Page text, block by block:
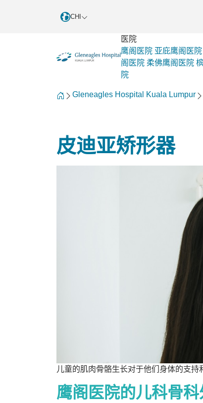
CHI
医院
鹰阁医院 亚庇鹰阁医院
阁医院 柔佛鹰阁医院
院
Gleneagles Hospital Kuala Lumpur
皮迪亚矫形器
儿童的肌肉骨骼生长对于他们身体的支
鹰阁医院的儿科骨